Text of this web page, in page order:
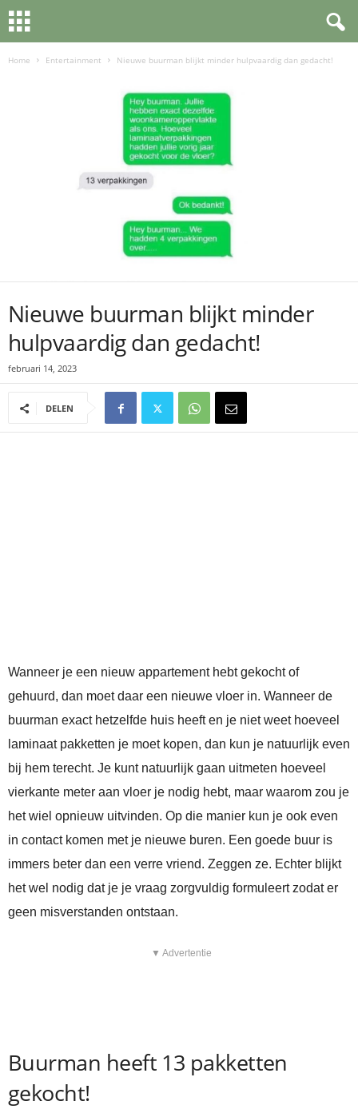
Home Entertainment Nieuwe buurman blijkt minder hulpvaardig dan gedacht!
Nieuwe buurman blijkt minder
hulpvaardig dan gedacht!
februari 14, 2023
DELEN
Wanneer je een nieuw appartement hebt gekocht of
gehuurd, dan moet daar een nieuwe vloer in. Wanneer de
buurman exact hetzelfde huis heeft en je niet weet hoeveel
laminaat pakketten je moet kopen, dan kun je natuurlijk even
bij hem terecht. Je kunt natuurlijk gaan uitmeten hoeveel
vierkante meter aan vloer je nodig hebt, maar waarom zou je
het wiel opnieuw uitvinden. Op die manier kun je ook even
in contact komen met je nieuwe buren. Een goede buur is
immers beter dan een verre vriend. Zeggen ze. Echter blijkt
het wel nodig dat je je vraag zorgvuldig formuleert zodat er
geen misverstanden ontstaan.
▼ Advertentie
Buurman heeft 13 pakketten
gekocht!